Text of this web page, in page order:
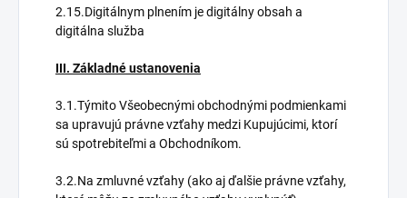
2.15.Digitálnym plnením je digitálny obsah a
digitálna služba
III. Základné ustanovenia
3.1.Týmito Všeobecnými obchodnými podmienkami
sa upravujú právne vzťahy medzi Kupujúcimi, ktorí
sú spotrebiteľmi a Obchodníkom.
3.2.Na zmluvné vzťahy (ako aj ďalšie právne vzťahy,